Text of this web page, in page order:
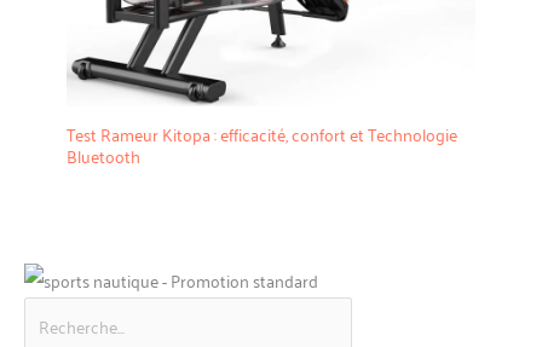
Test Rameur Kitopa : efficacité, confort et Technologie
Bluetooth